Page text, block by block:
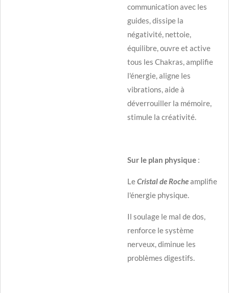
communication avec les
guides, dissipe la
négativité, nettoie,
équilibre, ouvre et active
tous les Chakras, amplifie
l'énergie, aligne les
vibrations, aide à
déverrouiller la mémoire,
stimule la créativité.
Sur le plan physique :
LeCristal de Rocheamplifie
l'énergie physique.
Il soulage le mal de dos,
renforce le système
nerveux, diminue les
problèmes digestifs.